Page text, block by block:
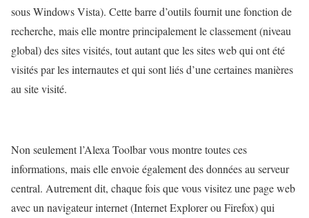
sous Windows Vista). Cette barre d’outils fournit une fonction de
recherche, mais elle montre principalement le classement (niveau
global) des sites visités, tout autant que les sites web qui ont été
visités par les internautes et qui sont liés d’une certaines manières
au site visité.
Non seulement l’Alexa Toolbar vous montre toutes ces
informations, mais elle envoie également des données au serveur
central. Autrement dit, chaque fois que vous visitez une page web
avec un navigateur internet (Internet Explorer ou Firefox) qui